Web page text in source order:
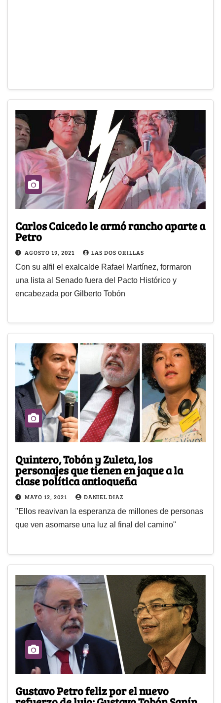
Carlos Caicedo le armó rancho aparte a
Petro
AGOSTO 19, 2021 LAS DOS ORILLAS
Con su alfil el exalcalde Rafael Martínez, formaron
una lista al Senado fuera del Pacto Histórico y
encabezada por Gilberto Tobón
Quintero, Tobón y Zuleta, los
personajes que tienen en jaque a la
clase política antioqueña
MAYO 12, 2021 DANIEL DIAZ
"Ellos reavivan la esperanza de millones de personas
que ven asomarse una luz al final del camino"
Gustavo Petro feliz por el nuevo